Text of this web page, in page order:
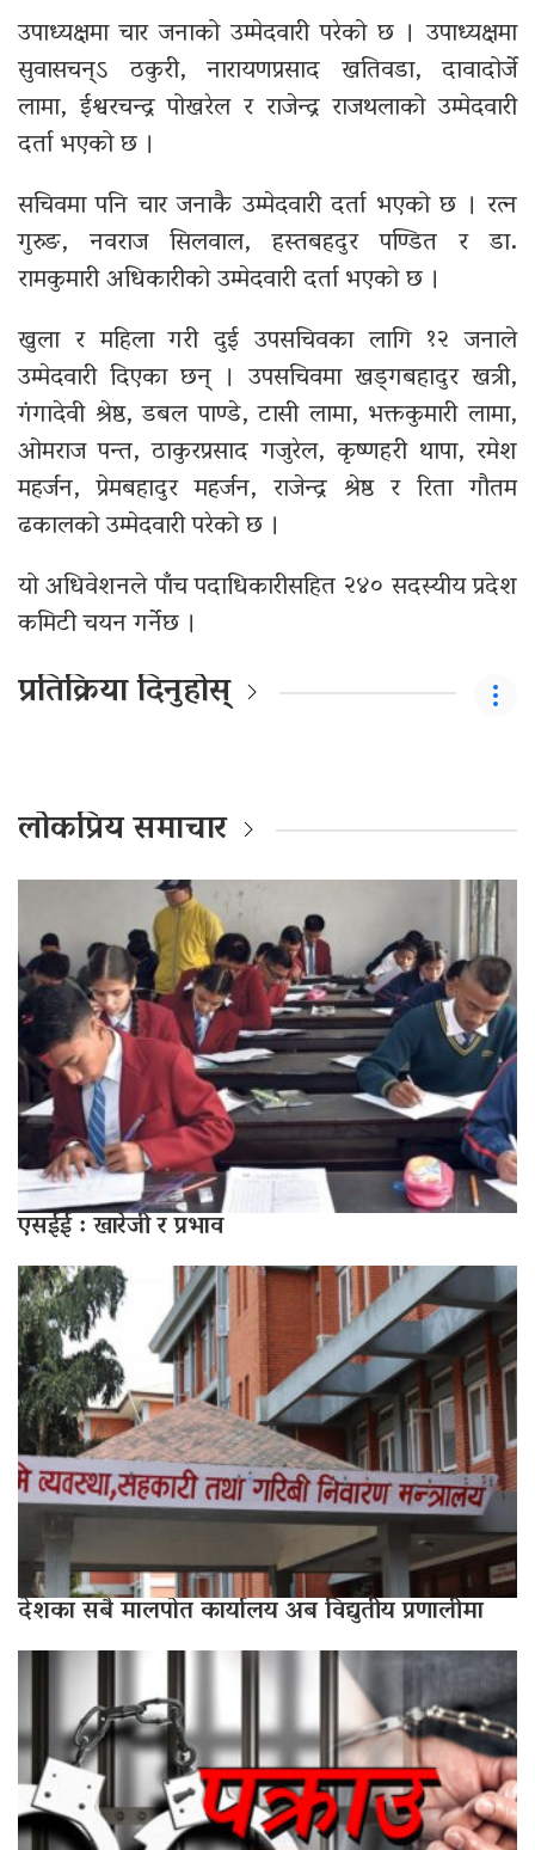
उपाध्यक्षमा चार जनाको उम्मेदवारी परेको छ । उपाध्यक्षमा
सुवासचन्ऽ ठकुरी, नारायणप्रसाद खतिवडा, दावादोर्जे
लामा, ईश्वरचन्द्र पोखरेल र राजेन्द्र राजथलाको उम्मेदवारी
दर्ता भएको छ ।
सचिवमा पनि चार जनाकै उम्मेदवारी दर्ता भएको छ । रत्न
गुरुङ, नवराज सिलवाल, हस्तबहदुर पण्डित र डा.
रामकुमारी अधिकारीको उम्मेदवारी दर्ता भएको छ ।
खुला र महिला गरी दुई उपसचिवका लागि १२ जनाले
उम्मेदवारी दिएका छन् । उपसचिवमा खड्गबहादुर खत्री,
गंगादेवी श्रेष्ठ, डबल पाण्डे, टासी लामा, भक्तकुमारी लामा,
ओमराज पन्त, ठाकुरप्रसाद गजुरेल, कृष्णहरी थापा, रमेश
महर्जन, प्रेमबहादुर महर्जन, राजेन्द्र श्रेष्ठ र रिता गौतम
ढकालको उम्मेदवारी परेको छ ।
यो अधिवेशनले पाँच पदाधिकारीसहित २४० सदस्यीय प्रदेश
कमिटी चयन गर्नेछ ।
प्रतिक्रिया दिनुहोस्
लोकप्रिय समाचार
एसईई : खारेजी र प्रभाव
देशका सबै मालपोत कार्यालय अब विद्युतीय प्रणालीमा